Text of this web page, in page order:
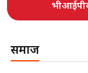
समाज